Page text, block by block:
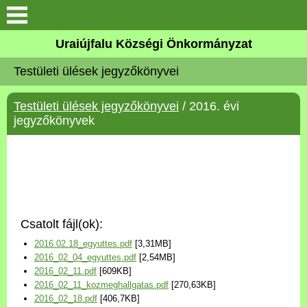
Köszöntő
Elérhetőségek
Uraiújfalu
Választási információk
Versenyképes Járások
Program
Uraiújfalu Községi Önkormányzat
Testületi ülések jegyzőkönyvei
Testületi ülések jegyzőkönyvei / 2016. évi
jegyzőkönyvek
Csatolt fájl(ok):
2016.02.18_egyuttes.pdf [3,31MB]
2016_02_04_egyuttes.pdf [2,54MB]
2016_02_11.pdf [609KB]
2016_02_11_kozmeghallgatas.pdf [270,63KB]
2016_02_18.pdf [406,7KB]